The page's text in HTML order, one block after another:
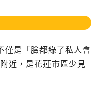
僅是「臉都綠了私人會
近，是花蓮市區少見